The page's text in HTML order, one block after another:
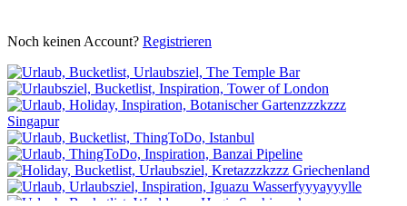
Noch keinen Account? Registrieren